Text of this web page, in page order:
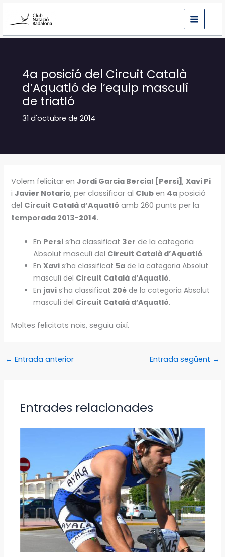
4a posició del Circuit Català
d’Aquatló de l’equip masculí
de triatló
31 d'octubre de 2014
Volem felicitar enJordi Garcia Bercial [Persi],Xavi Pi
iJavier Notario, per classificar al Club en 4a posició
del Circuit Català d’Aquatló amb 260 punts per la
temporada 2013-2014.
En Persi s’ha classificat 3er de la categoria
Absolut masculí del Circuit Català d’Aquatló.
EnXavi s’ha classificat 5a de la categoria Absolut
masculí del Circuit Català d’Aquatló.
En javi s’ha classificat 20è de la categoria Absolut
masculí del Circuit Català d’Aquatló.
Moltes felicitats nois, seguiu així.
← Entrada anterior Entrada següent →
Entrades relacionades